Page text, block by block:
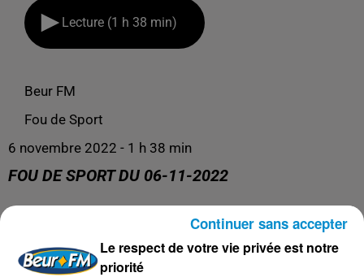
Lecture (1 h 38 min)
Beur FM
Fou de Sport
6 novembre 2022 - 1 h 38 min
FOU DE SPORT DU 06-11-2022
Le respect de votre vie privée est notre
priorité
Continuer sans accepter